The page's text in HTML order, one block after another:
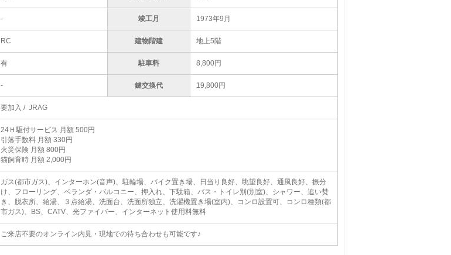
- 竣工月 1973年9月
RC 建物階建 地上5階
有 駐車料 8,800円
- 鍵交換代 19,800円
要加入 / JRAG
24Ｈ駆付サービス 月額 500円
引落手数料 月額 330円
火災保険 月額 800円
猫飼育時 月額 2,000円
ガス(都市ガス)、インターホン(音声)、駐輪場、バイク置き場、日当り良好、眺望良好、通風良好、振分
け、フローリング、ベランダ・バルコニー、押入れ、下駄箱、バス・トイレ別(別室)、シャワー、追い焚
き、脱衣所、給湯、３点給湯、洗面台、洗面所独立、洗濯機置き場(室内)、コンロ設置可、コンロ種類(都
市ガス)、BS、CATV、光ファイバー、インターネット使用料無料
ご来店不要のオンライン内見・現地での待ち合わせも可能です♪